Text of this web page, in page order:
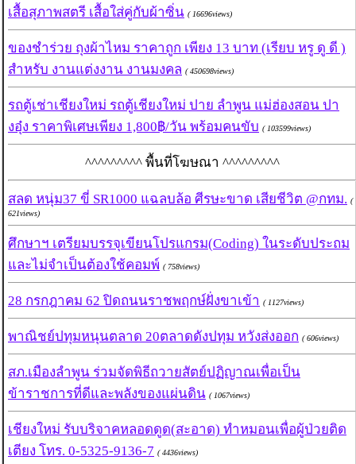
เสื้อสุภาพสตรี เสื้อใส่คู่กับผ้าซิ่น ( 16696views)
ของชำร่วย ถุงผ้าไหม ราคาถูก เพียง 13 บาท (เรียบ หรู ดู ดี )
สำหรับ งานแต่งงาน งานมงคล ( 450698views)
รถตู้เช่าเชียงใหม่ รถตู้เชียงใหม่ ปาย ลำพูน แม่ฮ่องสอน ปา
งอุ๋ง ราคาพิเศษเพียง 1,800฿/วัน พร้อมคนขับ ( 103599views)
^^^^^^^^^ พื้นที่โฆษณา ^^^^^^^^^
สลด หนุ่ม37 ขี่ SR1000 แฉลบล้อ ศีรษะขาด เสียชีวิต @กทม. (
621views)
ศึกษาฯ เตรียมบรรจุเขียนโปรแกรม(Coding) ในระดับประถม
และไม่จำเป็นต้องใช้คอมพ์ ( 758views)
28 กรกฎาคม 62 ปิดถนนราชพฤกษ์ฝั่งขาเข้า ( 1127views)
พาณิชย์ปทุมหนุนตลาด 20ตลาดดังปทุม หวังส่งออก ( 606views)
สภ.เมืองลำพูน ร่วมจัดพิธีถวายสัตย์ปฏิญาณเพื่อเป็น
ข้าราชการที่ดีและพลังของแผ่นดิน ( 1067views)
เชียงใหม่ รับบริจาคหลอดดูด(สะอาด) ทำหมอนเพื่อผู้ป่วยติด
เตียง โทร. 0-5325-9136-7 ( 4436views)